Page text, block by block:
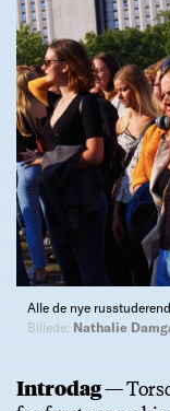
Alle de nye
Billede: Nathalie
Introdag —